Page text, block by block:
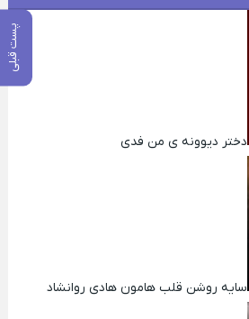
پست قبلی
دختر دیوونه ی من فدی
سایه روشن قلب هامون هادی روانشاد